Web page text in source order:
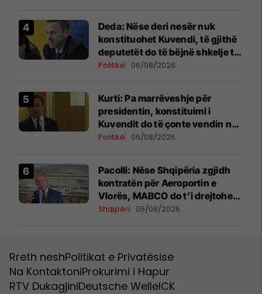
Deda: Nëse deri nesër nuk
konstituohet Kuvendi, të gjithë
deputetët do të bëjnë shkelje të
rëndë kushtetuese
Politikë 06/08/2026
Kurti: Pa marrëveshje për
presidentin, konstituimi i
Kuvendit do të çonte vendin në
zgjedhje të reja
Politikë 06/08/2026
Pacolli: Nëse Shqipëria zgjidh
kontratën për Aeroportin e
Vlorës, MABCO do t’i drejtohet
arbitrazhit ndërkombëtar
Shqipëri 05/08/2026
Rreth neshPolitikat e Privatësisë
Na KontaktoniProkurimi i Hapur
RTV DukagjiniDeutsche WelleICK